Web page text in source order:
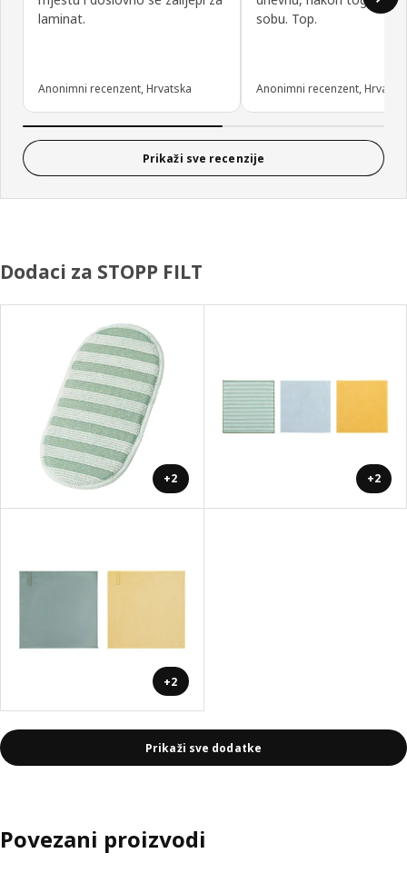
laminat.
Anonimni recenzent, Hrvatska
sobu. Top.
Anonimni recenzent,
Prikaži sve recenzije
Dodaci za STOPP FILT
+2 +2
+2
Prikaži sve dodatke
Povezani proizvodi